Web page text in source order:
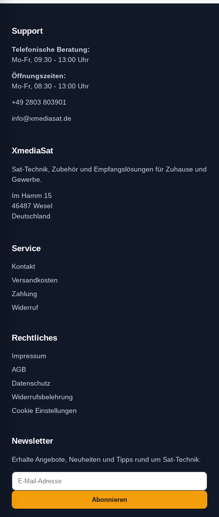
Support
Telefonische Beratung:
Mo-Fr, 09:30 - 13:00 Uhr
Öffnungszeiten:
Mo-Fr, 08:30 - 13:00 Uhr
+49 2803 803901
info@xmediasat.de
XmediaSat
Sat-Technik, Zubehör und Empfangslösungen für Zuhause und
Gewerbe.
Im Hamm 15
46487 Wesel
Deutschland
Service
Kontakt
Versandkosten
Zahlung
Widerruf
Rechtliches
Impressum
AGB
Datenschutz
Widerrufsbelehrung
Cookie Einstellungen
Newsletter
Erhalte Angebote, Neuheiten und Tipps rund um Sat-Technik.
Abonnieren